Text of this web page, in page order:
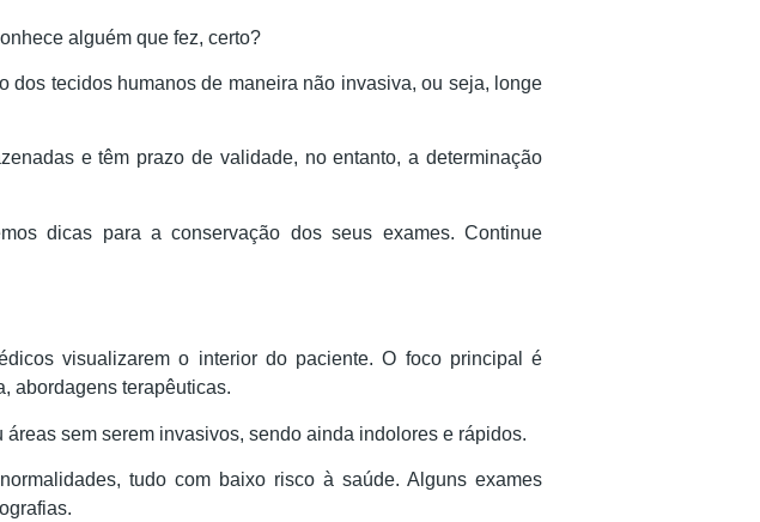
alguém que fez, certo?
dos tecidos humanos de maneira não invasiva, ou seja, longe
e têm prazo de validade, no entanto, a determinação
dicas para a conservação dos seus exames. Continue
visualizarem o interior do paciente. O foco principal é
abordagens terapêuticas.
sem serem invasivos, sendo ainda indolores e rápidos.
tudo com baixo risco à saúde. Alguns exames